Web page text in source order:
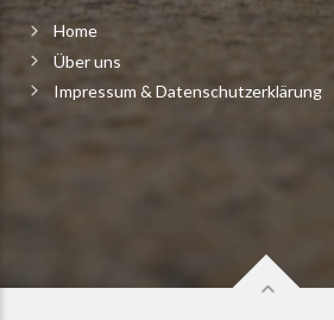
Home
Über uns
Impressum & Datenschutzerklärung